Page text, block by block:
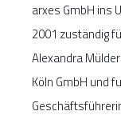
arxes GmbH ins
2001 zuständig
Alexandra
Köln GmbH und